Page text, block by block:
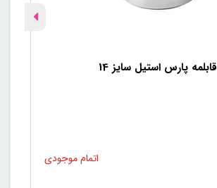
قابلمه پارس استیل سایز 14